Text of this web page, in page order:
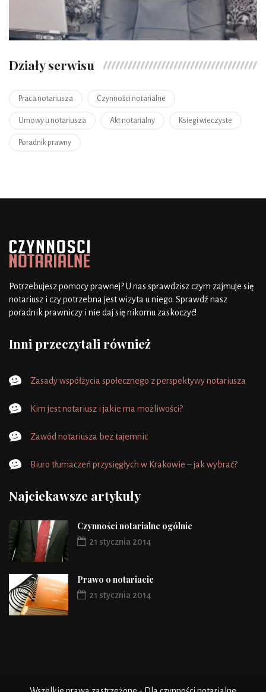
Działy serwisu
Praca notariusza Czynności notarialne
Umowy u notariusza Akt notarialny Ksiegi wieczyste
Poradnik prawny
Potrzebujesz pomocy prawnej? U nas sprawdzisz czym zajmuje się
notariusz i czy potrzebna jest wizyta u niego. Sprawdź nasz
poradnik prawniczy i nie daj się nikomu zaskoczyć!
Inni przeczytali również
Zasady współżycia społecznego z perspektywy notariusza
Kim jest notariusz i jakie ma możliwości?
Zawód notariusza bez tajemnic
Biuro tłumaczeń przysięgłych w Krakowie – jak wybrać?
Najciekawsze artykuły
Czynności notarialne ogólnie
21 stycznia 2014
Prawo o notariacie
21 stycznia 2014